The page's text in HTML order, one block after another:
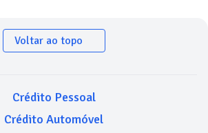
Voltar ao topo
Crédito Pessoal
Crédito Automóvel